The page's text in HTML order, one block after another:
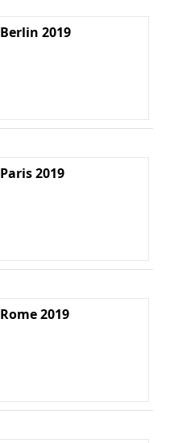
Berlin 2019
Paris 2019
Rome 2019